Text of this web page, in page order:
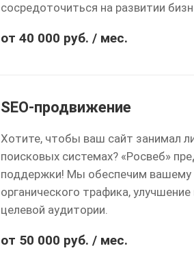
сосредоточиться на развитии
от 40 000 руб. / мес.
SEO-продвижение
Хотите, чтобы ваш сайт занимал
поисковых системах? «Росвеб»
поддержки! Мы обеспечим вашему
органического трафика,
целевой аудитории.
от 50 000 руб. / мес.